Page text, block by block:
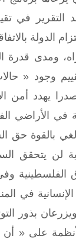
في
الدولة
ومدى قدرة
وجود «
يهدد أمن
في الأراضي
بالقوة
يتحقق
1967 واستعادة
في
بذور
على «